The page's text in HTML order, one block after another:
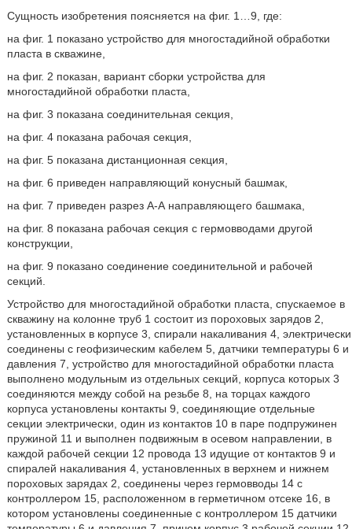
Сущность изобретения поясняется на фиг. 1…9, где:
на фиг. 1 показано устройство для многостадийной обработки
пласта в скважине,
на фиг. 2 показан, вариант сборки устройства для
многостадийной обработки пласта,
на фиг. 3 показана соединительная секция,
на фиг. 4 показана рабочая секция,
на фиг. 5 показана дистанционная секция,
на фиг. 6 приведен направляющий конусный башмак,
на фиг. 7 приведен разрез А-А направляющего башмака,
на фиг. 8 показана рабочая секция с гермовводами другой
конструкции,
на фиг. 9 показано соединение соединительной и рабочей
секций.
Устройство для многостадийной обработки пласта, спускаемое в
скважину на колонне труб 1 состоит из пороховых зарядов 2,
установленных в корпусе 3, спирали накаливания 4, электрически
соединены с геофизическим кабелем 5, датчики температуры 6 и
давления 7, устройство для многостадийной обработки пласта
выполнено модульным из отдельных секций, корпуса которых 3
соединяются между собой на резьбе 8, на торцах каждого
корпуса установлены контакты 9, соединяющие отдельные
секции электрически, один из контактов 10 в паре подпружинен
пружиной 11 и выполнен подвижным в осевом направлении, в
каждой рабочей секции 12 провода 13 идущие от контактов 9 и
спиралей накаливания 4, установленных в верхнем и нижнем
пороховых зарядах 2, соединены через гермовводы 14 с
контроллером 15, расположенном в герметичном отсеке 16, в
котором установлены соединенные с контроллером 15 датчики